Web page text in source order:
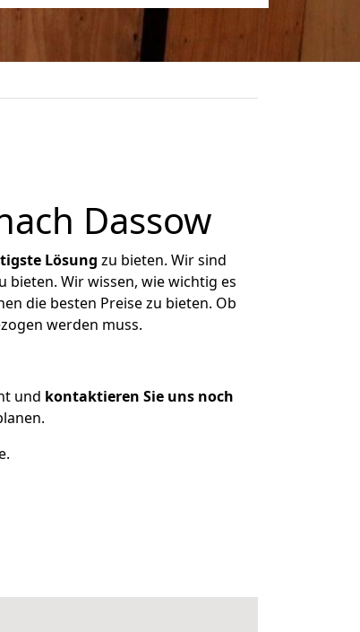
Dassow
Lösung zu bieten. Wir sind
bieten. Wir wissen, wie wichtig es
die besten Preise zu bieten. Ob
werden muss.
und kontaktieren Sie uns noch